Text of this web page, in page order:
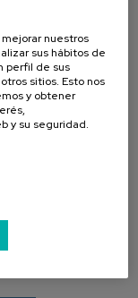
nuestros
sus hábitos de
perfil de sus
sitios. Esto nos
y obtener
y su seguridad.